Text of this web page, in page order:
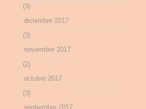
(3)
diciembre 2017
(3)
noviembre 2017
(2)
octubre 2017
(3)
septiembre 2017